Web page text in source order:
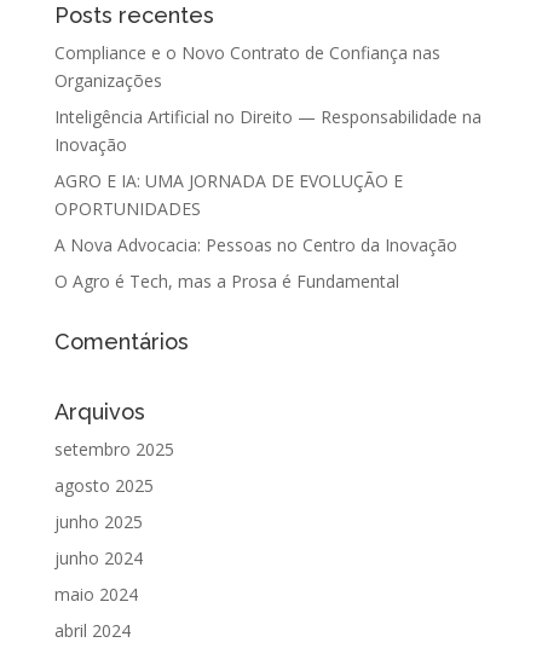
Posts recentes
Compliance e o Novo Contrato de Confiança nas
Organizações
Inteligência Artificial no Direito — Responsabilidade na
Inovação
AGRO E IA: UMA JORNADA DE EVOLUÇÃO E
OPORTUNIDADES
A Nova Advocacia: Pessoas no Centro da Inovação
O Agro é Tech, mas a Prosa é Fundamental
Comentários
Arquivos
setembro 2025
agosto 2025
junho 2025
junho 2024
maio 2024
abril 2024